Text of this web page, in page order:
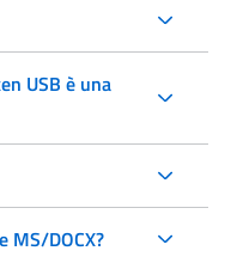
USB è una
MS/DOCX?